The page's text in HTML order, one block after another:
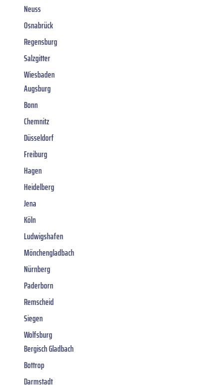
Neuss
Osnabrück
Regensburg
Salzgitter
Wiesbaden
Augsburg
Bonn
Chemnitz
Düsseldorf
Freiburg
Hagen
Heidelberg
Jena
Köln
Ludwigshafen
Mönchengladbach
Nürnberg
Paderborn
Remscheid
Siegen
Wolfsburg
Bergisch Gladbach
Bottrop
Darmstadt